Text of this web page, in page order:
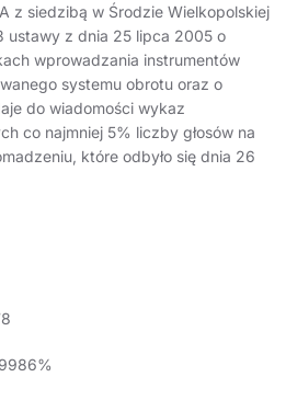
z siedzibą w Środzie Wielkopolskiej
ustawy z dnia 25 lipca 2005 o
wprowadzania instrumentów
systemu obrotu oraz o
do wiadomości wykaz
co najmniej 5% liczby głosów na
które odbyło się dnia 26